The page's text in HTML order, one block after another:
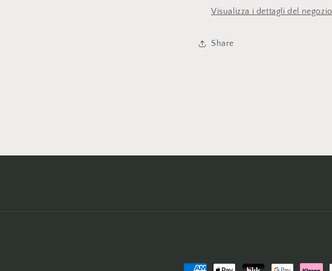
Visualizza i dettagli del negozio
Share